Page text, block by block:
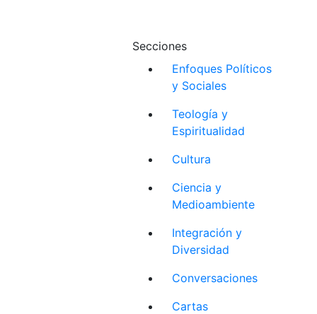
Secciones
Enfoques Políticos
y Sociales
Teología y
Espiritualidad
Cultura
Ciencia y
Medioambiente
Integración y
Diversidad
Conversaciones
Cartas